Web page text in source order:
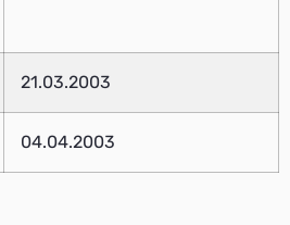
21.03.2003
04.04.2003